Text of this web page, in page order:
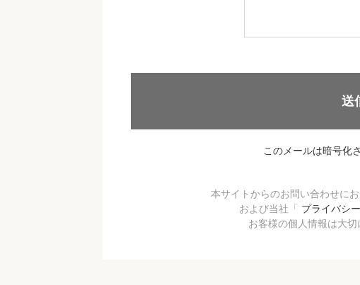
送
このメールは暗号化
本サイトからのお問い合わせに
および当社「 プライバシ
お客様の個人情報は大